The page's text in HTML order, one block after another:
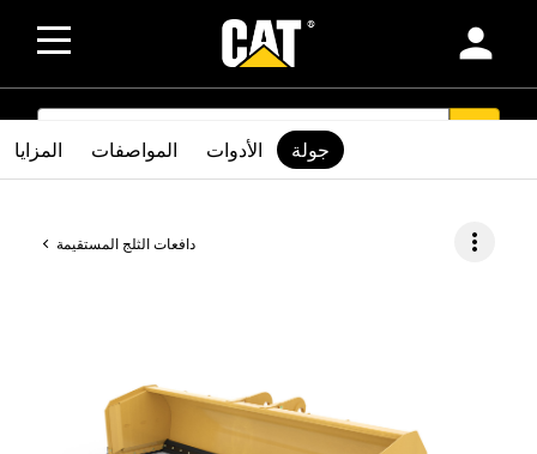
person
SEARCH
دافعات الثلج المستقيمة more_vert
المزايا المواصفات الأدوات جولة